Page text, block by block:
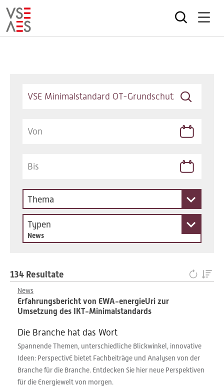
Thema
Typen
News
134 Resultate
News
Erfahrungsbericht von EWA-energieUri zur
Umsetzung des IKT-Minimalstandards
Die Branche hat das Wort
Spannende Themen, unterschiedliche Blickwinkel, innovative
Ideen: PerspectivE bietet Fachbeiträge und Analysen von der
Branche für die Branche. Entdecken Sie hier neue Perspektiven
für die Energiewelt von morgen.